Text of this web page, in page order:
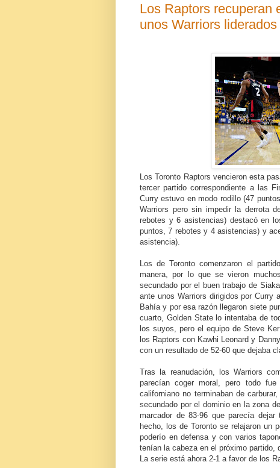
Los Raptors recuperan
unos Warriors
Los Toronto Raptors vencieron esta
tercer partido correspondiente a las
Curry estuvo en modo rodillo (47
Warriors pero sin impedir la derrota
rebotes y 6 asistencias) destacó en
puntos, 7 rebotes y 4 asistencias) y
asistencia).
Los de Toronto comenzaron el
manera, por lo que se vieron
secundado por el buen trabajo de
ante unos Warriors dirigidos por
Bahía y por esa razón llegaron siete
cuarto, Golden State lo intentaba de
los suyos, pero el equipo de Steve
los Raptors con Kawhi Leonard y
con un resultado de 52-60 que dejaba
Tras la reanudación, los Warriors
parecían coger moral, pero todo
californiano no terminaban de
secundado por el dominio en la zona
marcador de 83-96 que parecía
hecho, los de Toronto se relajaron un
poderío en defensa y con varios
tenían la cabeza en el próximo partido,
La serie está ahora 2-1 a favor de los